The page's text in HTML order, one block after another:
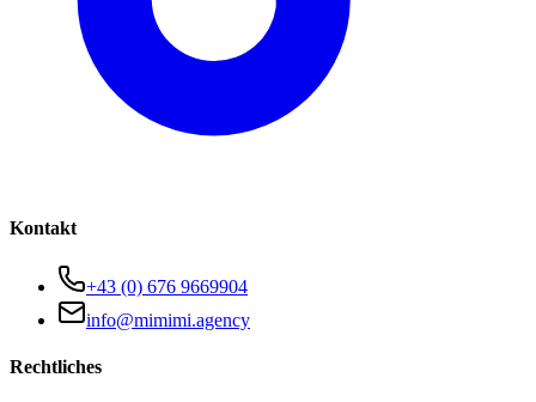
Kontakt
+43 (0) 676 9669904
info@mimimi.agency
Rechtliches